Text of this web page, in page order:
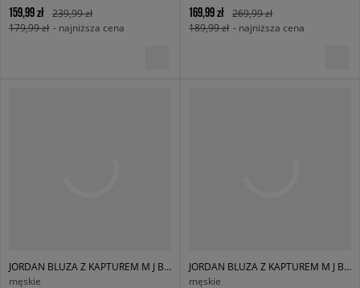
159,99 zł
239,99 zł
179,99 zł - najniższa cena
169,99 zł
269,99 zł
189,99 zł - najniższa cena
JORDAN BLUZA Z KAPTUREM M J BRK OVS PO HD
męskie
JORDAN BLUZA Z KAPTUREM M J BRK FLC PO
męskie